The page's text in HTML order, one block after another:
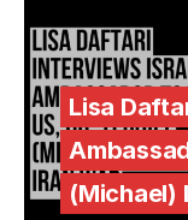
Lisa
(Michael)